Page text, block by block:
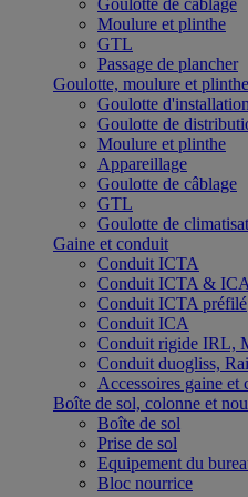
Goulotte de câblage
Moulure et plinthe
GTL
Passage de plancher
Goulotte, moulure et
Goulotte d'installation
Goulotte de
Moulure et plinthe
Appareillage
Goulotte de câblage
GTL
Goulotte de
Gaine et conduit
Conduit ICTA
Conduit ICTA &
Conduit ICTA préfilé
Conduit ICA
Conduit rigide IRL,
Conduit duogliss,
Accessoires gaine et
Boîte de sol, colonne et
Boîte de sol
Prise de sol
Equipement du
Bloc nourrice